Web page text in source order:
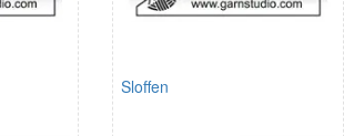
Sloffen